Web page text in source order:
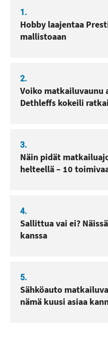
1.
Hobby laajentaa
mallistoaan
2.
Voiko matkailuvaunu
Dethleffs kokeili
3.
Näin pidät
helteellä – 10
4.
Sallittua vai ei?
kanssa
5.
Sähköauto
nämä kuusi asiaa